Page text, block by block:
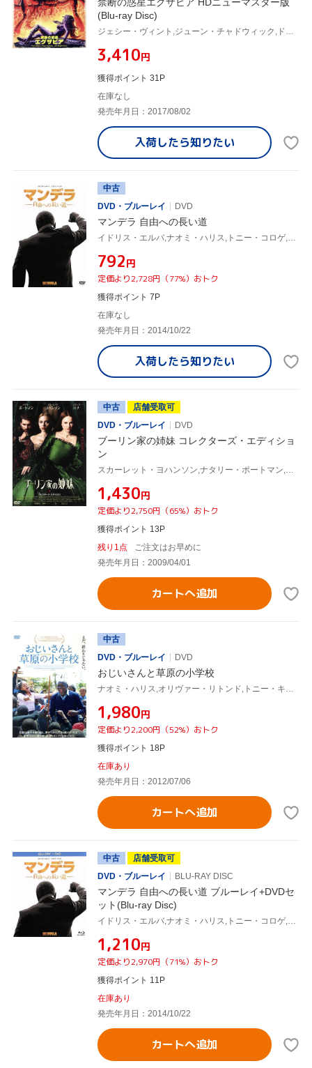
(Blu-ray Disc)
ジェシー・ヴィント,ジューン・チャドウィック,ドーン・ダンラップ,アラン・ホルツマン(監督),スーザン・ジャスティン(音楽)
¥3,410円
獲得ポイント 31P
在庫なし
発売年月日：2017/08/02
入荷したら知りたい
中古
DVD・ブルーレイ
DVD
マンデラ 自由への長い道
イドリス・エルバ,ナオミ・ハリス,トニー・コロゲ,ジャスティン・チャドウィック(監督),ネルソン・マンデラ(原作)
¥792円
定価より2,728円（77%）おトク
獲得ポイント 7P
在庫なし
発売年月日：2014/10/22
入荷したら知りたい
中古
店舗受取可
DVD・ブルーレイ
DVD
ブーリン家の姉妹 コレクターズ・エディショ
ン
スカーレット・ヨハンソン,ナタリー・ポートマン,スカーレット・ヨハンソン,エリック・バナ,ジャスティン・チャドウィック(監督),フィリッパ・グレゴリー(原作)
¥1,430円
定価より2,750円（65%）おトク
獲得ポイント 13P
残り1点
ご注文はお早めに
発売年月日：2009/04/01
カートへ追加
中古
DVD・ブルーレイ
DVD
おじいさんと草原の小学校
ナオミ・ハリス,オリヴァー・リトンド,トニー・キゴロギ,ジャスティン・チャドウィック(監督),アレックス・ヘッフェス(音楽)
¥1,980円
定価より2,200円（52%）おトク
獲得ポイント 18P
在庫あり
発売年月日：2012/07/06
カートへ追加
中古
店舗受取可
DVD・ブルーレイ
BLU-RAY DISC
マンデラ 自由への長い道 ブルーレイ+DVDセ
ット(Blu-ray Disc)
イドリス・エルバ,ナオミ・ハリス,トニー・コロゲ,ジャスティン・チャドウィック(監督),ネルソン・マンデラ(原作)
¥1,210円
定価より2,970円（71%）おトク
獲得ポイント 11P
在庫あり
発売年月日：2014/10/22
カートへ追加